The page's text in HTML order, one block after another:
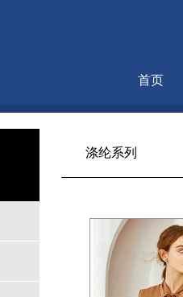
首页
涤纶系列